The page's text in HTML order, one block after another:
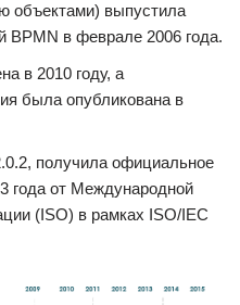
объектами) выпустила
BPMN в феврале 2006 года.
в 2010 году, а
была опубликована в
получила официальное
года от Международной
(ISO) в рамках ISO/IEC